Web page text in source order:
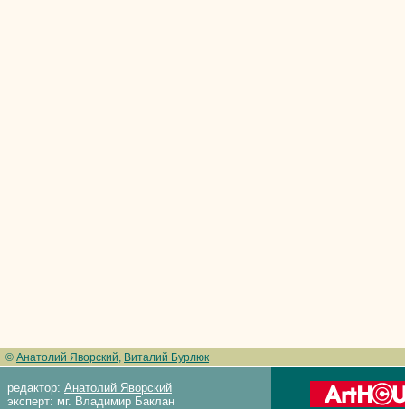
© Анатолий Яворский, Виталий Бурлюк
редактор: Анатолий Яворский
эксперт: мг. Владимир Баклан